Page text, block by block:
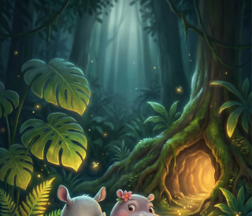
Gute-Nacht-Geschichte entführt Kinder
ein magisches, verlorenes Königreich
voller leuchtender Pflanzen und
glitzernder Geheimnisse. Ein liebevolles
und fesselndes Leseabenteuer, das kleine
Entdecker sanft in das Land der Träume
begleitet.